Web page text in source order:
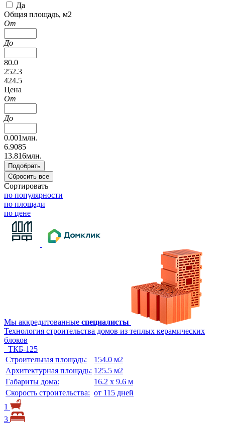
Да
Общая площадь, м2
От
До
80.0
252.3
424.5
Цена
От
До
0.001млн.
6.9085
13.816млн.
Сортировать
по популярности
по площади
по цене
Мы аккредитованные специалисты
Технология строительства домов из теплых керамических
блоков
ТКБ-125
Строительная площадь:
154.0 м2
Архитектурная площадь: 125.5 м2
Габариты дома:
16.2 х 9.6 м
Скорость строительства: от 115 дней
1
3